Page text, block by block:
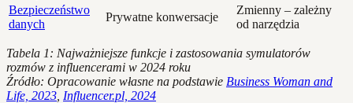
Bezpieczeństwo
danych
Prywatne konwersacje
Zmienny – zależny
od narzędzia
Tabela 1: Najważniejsze funkcje i zastosowania symulatorów
rozmów z influencerami w 2024 roku
Źródło: Opracowanie własne na podstawie Business Woman and
Life, 2023 Influencer.pl, 2024